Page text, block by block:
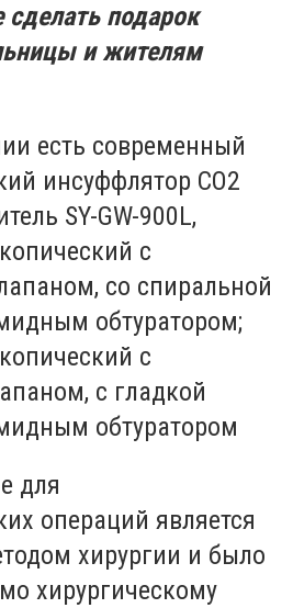
подарок
и жителям
есть современный
инсуффлятор СО2
SY-GW-900L,
с
со спиральной
обтуратором;
с
с гладкой
обтуратором
для
операций является
хирургии и было
хирургическому